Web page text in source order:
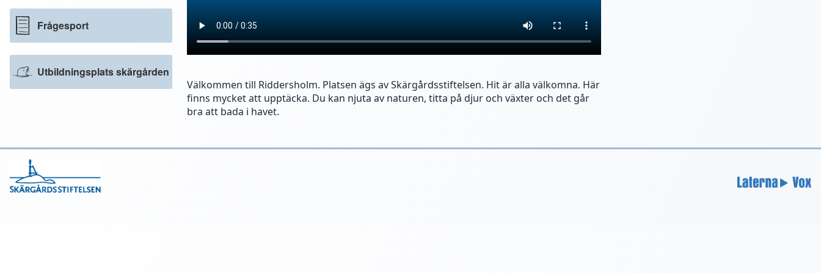
Frågesport
Utbildningsplats skärgården
Välkommen till Riddersholm. Platsen ägs av Skärgårdsstiftelsen. Hit är alla välkomna. Här
finns mycket att upptäcka. Du kan njuta av naturen, titta på djur och växter och det går
bra att bada i havet.